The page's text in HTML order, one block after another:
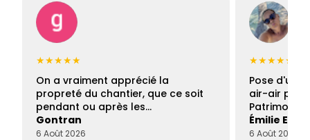
★★★★★
On a vraiment apprécié la
propreté du chantier, que ce soit
pendant ou après les…
Gontran
6 Août 2026
★★★★★
Pose d'une
air-air par
Patrimoine
Émilie
6 Août 2026